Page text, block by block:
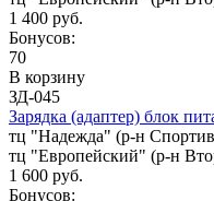
1 400 руб.
Бонусов:
70
В корзину
ЗД-045
Зарядка (адаптер) блок
тц "Надежда" (р-н
тц "Европейский" (р-н
1 600 руб.
Бонусов: